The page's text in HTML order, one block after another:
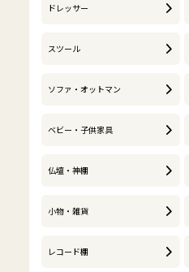
ドレッサー
スツール
ソファ・オットマン
ベビー・子供家具
仏壇・神棚
小物・雑貨
レコード棚